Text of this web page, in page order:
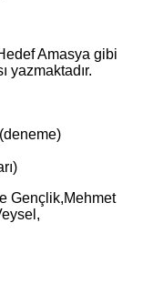
Amasya gibi
yazmaktadır.
Gençlik,Mehmet